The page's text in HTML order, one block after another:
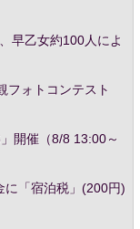
早乙女約100人によ
フォトコンテスト
開催（8/8 13:00～
に「宿泊税」(200円)